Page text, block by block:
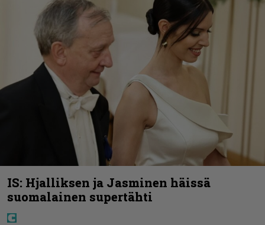
IS: Hjalliksen ja Jasminen häissä
suomalainen supertähti